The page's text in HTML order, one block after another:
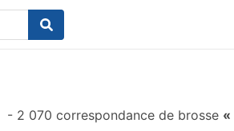
- 2 070 correspondance de brosse